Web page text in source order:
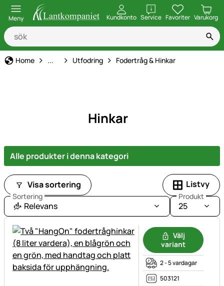
Meny Kundkonto ServiceöppnaFavoriter Varukorg
Home Hållning av nötkreatur
... Utfodring Fodertråg & Hinkar
Hinkar
Alle produkter i denna kategori
Visa sortering Listvy
Sortering
Relevans
Produkt
25
Välj
variant
2 - 5 vardagar
503121